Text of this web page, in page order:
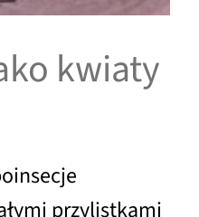
kwiaty
przylistkami